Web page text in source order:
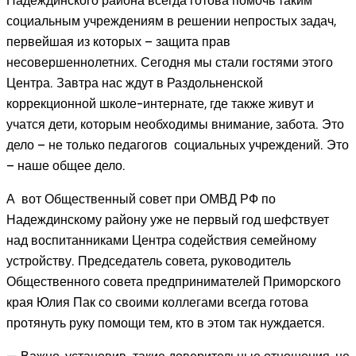
социальным учреждениям в решении непростых задач,
первейшая из которых – защита прав
несовершеннолетних. Сегодня мы стали гостями этого
Центра. Завтра нас ждут в Раздольненской
коррекционной школе-интернате, где также живут и
учатся дети, которым необходимы внимание, забота. Это
дело – не только педагогов социальных учреждений. Это
– наше общее дело.
А вот Общественный совет при ОМВД РФ по
Надеждинскому району уже не первый год шефствует
над воспитанниками Центра содействия семейному
устройству. Председатель совета, руководитель
Общественного совета предпринимателей Приморского
края Юлия Пак со своими коллегами всегда готова
протянуть руку помощи тем, кто в этом так нуждается.